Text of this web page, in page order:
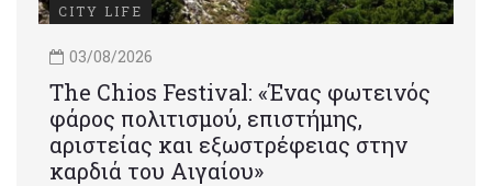
CITY LIFE
03/08/2026
Τhe Chios Festival: «Ένας φωτεινός
φάρος πολιτισμού, επιστήμης,
αριστείας και εξωστρέφειας στην
καρδιά του Αιγαίου»